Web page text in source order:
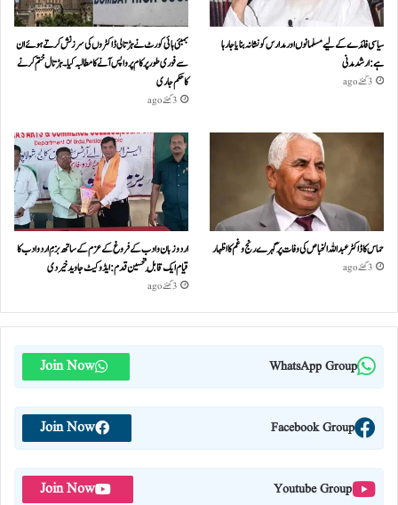
سیاسی فائدے کے لیے مسلمانوں اور مدارس کو نشانہ بنایا جا رہا
ہے: ارشد مدنی
3 گھنٹے ago
بمبئی ہائی کورٹ نے ہڑتالی ڈاکٹروں کی سرزنش کرتے ہوئے ان
سے فوری طور پر کام پر واپس آنے کا مطالبہ کیا۔ہڑتال ختم کرنے
کا حکم جاری
3 گھنٹے ago
حماس کا ڈاکٹر عبداللہ الخباص کی وفات پر گہرے رنج وغم کااظہار
3 گھنٹے ago
اردو زبان و ادب کے فروغ کے عزم کے ساتھ بزمِ اردو ادب کا
قیام ایک قابلِ تحسین قدم : ایڈوکیٹ جاوید خیردی
3 گھنٹے ago
WhatsApp Group
Join Now
Facebook Group
Join Now
Youtube Group
Join Now